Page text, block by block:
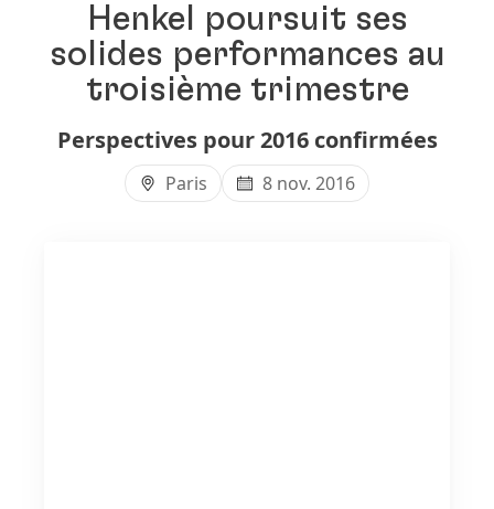
Henkel poursuit ses
solides performances au
troisième trimestre
Perspectives pour 2016 confirmées
Paris 8 nov. 2016